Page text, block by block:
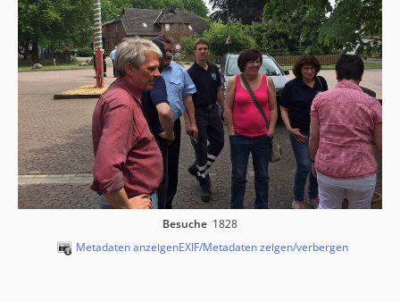
Besuche 1828
Metadaten anzeigenEXIF/Metadaten zeigen/verbergen